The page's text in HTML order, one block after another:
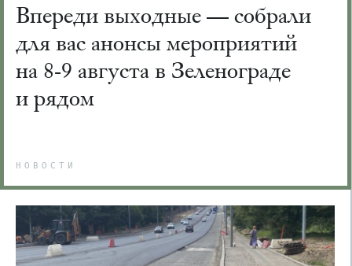
Впереди выходные — собрали
для вас анонсы мероприятий
на 8-9 августа в Зеленограде
и рядом
НОВОСТИ